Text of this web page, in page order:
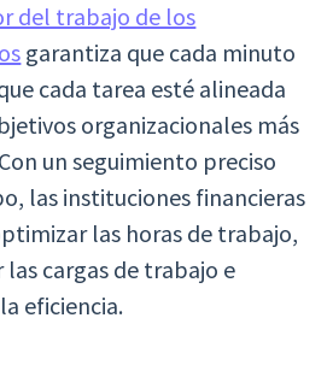
del trabajo de los
garantiza que cada minuto
cada tarea esté alineada
organizacionales más
un seguimiento preciso
las instituciones financieras
las horas de trabajo,
cargas de trabajo e
eficiencia.